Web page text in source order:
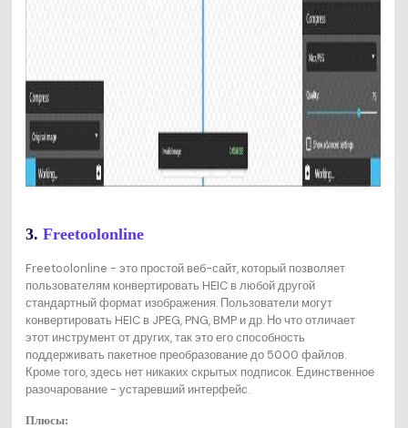
3. Freetoolonline
Freetoolonline - это простой веб-сайт, который позволяет
пользователям конвертировать HEIC в любой другой
стандартный формат изображения. Пользователи могут
конвертировать HEIC в JPEG, PNG, BMP и др. Но что отличает
этот инструмент от других, так это его способность
поддерживать пакетное преобразование до 5000 файлов.
Кроме того, здесь нет никаких скрытых подписок. Единственное
разочарование - устаревший интерфейс.
Плюсы: